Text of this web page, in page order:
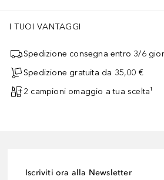
I TUOI VANTAGGI
Spedizione consegna entro 3/6
Spedizione gratuita da 35,00 €
2 campioni omaggio a tua scelta¹
Iscriviti ora alla Newsletter